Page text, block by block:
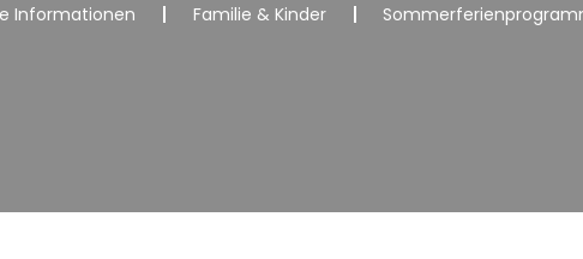
Informationen Familie & Kinder